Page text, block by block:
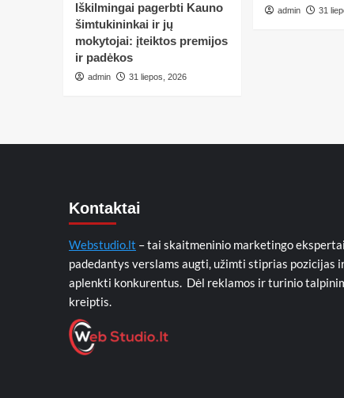
Iškilmingai pagerbti Kauno
šimtukininkai ir jų
mokytojai: įteiktos premijos
ir padėkos
admin 31 liepos, 2026
admin 31
Kontaktai
Webstudio.lt – tai skaitmeninio marketingo
padedantys verslams augti, užimti stiprias pozicijas
aplenkti konkurentus. Dėl reklamos ir turinio
kreiptis.